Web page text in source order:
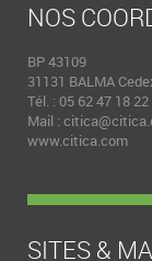
NOS
BP 43109
31131 BALMA
Tél. : 05 62 47 18
Mail :
www.citica.com
SITES &